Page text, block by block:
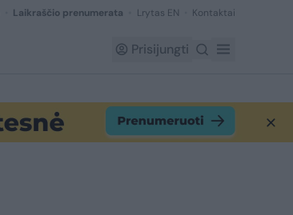
Laikraščio prenumerata Lrytas EN Kontaktai
Prisijungti